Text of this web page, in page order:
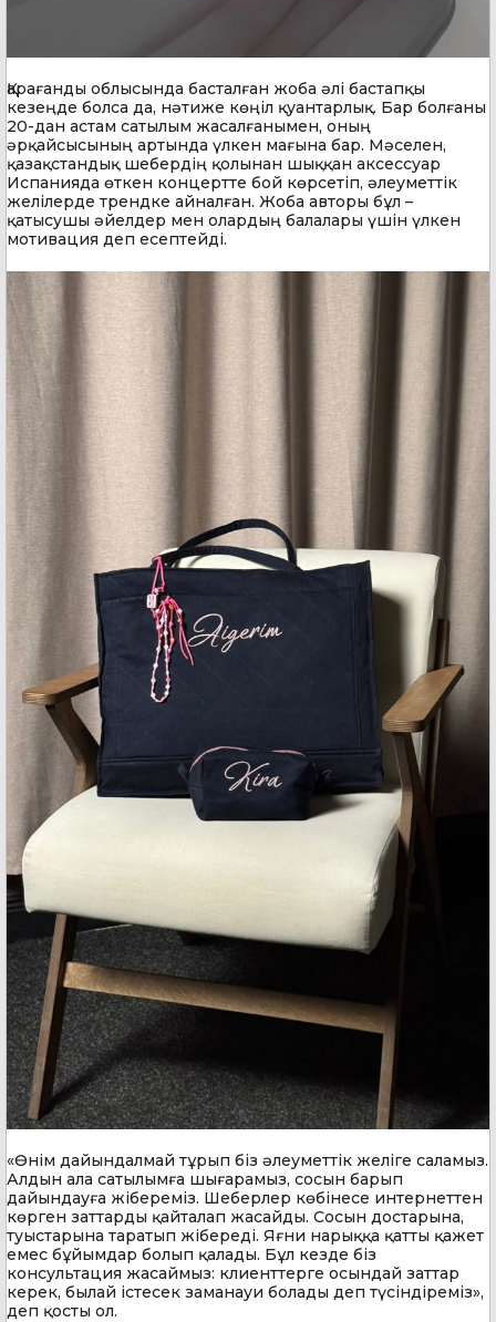
Қарағанды облысында басталған жоба әлі бастапқы
кезеңде болса да, нәтиже көңіл қуантарлық. Бар болғаны
20-дан астам сатылым жасалғанымен, оның
әрқайсысының артында үлкен мағына бар. Мәселен,
қазақстандық шебердің қолынан шыққан аксессуар
Испанияда өткен концертте бой көрсетіп, әлеуметтік
желілерде трендке айналған. Жоба авторы бұл –
қатысушы әйелдер мен олардың балалары үшін үлкен
мотивация деп есептейді.
«Өнім дайындалмай тұрып біз әлеуметтік желіге саламыз.
Алдын ала сатылымға шығарамыз, сосын барып
дайындауға жібереміз. Шеберлер көбінесе интернеттен
көрген заттарды қайталап жасайды. Сосын достарына,
туыстарына таратып жібереді. Яғни нарыққа қатты қажет
емес бұйымдар болып қалады. Бұл кезде біз
консультация жасаймыз: клиенттерге осындай заттар
керек, былай істесек заманауи болады деп түсіндіреміз»,
деп қосты ол.